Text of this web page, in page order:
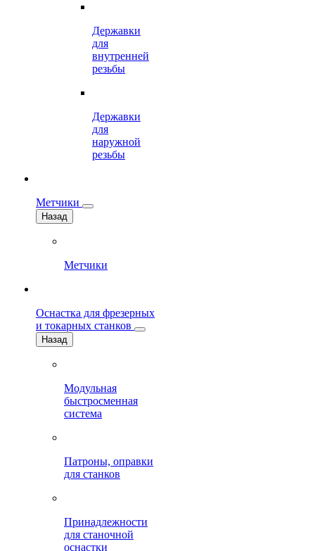
Державки
для
внутренней
резьбы
Державки
для
наружной
резьбы
Метчики
Назад
Метчики
Оснастка для фрезерных
и токарных станков
Назад
Модульная
быстросменная
система
Патроны, оправки
для станков
Принадлежности
для станочной
оснастки